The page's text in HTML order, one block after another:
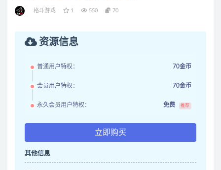
格斗游戏 1 550 70
资源信息
普通用户特权： 70金币
会员用户特权： 70金币
永久会员用户特权： 免费 推荐
立即购买
其他信息